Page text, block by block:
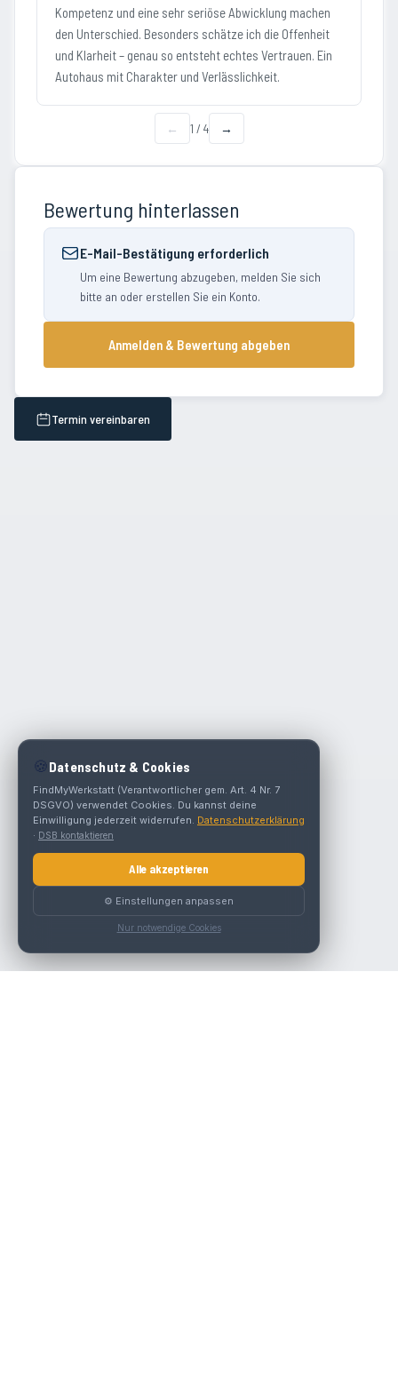
Kompetenz und eine sehr seriöse Abwicklung machen
den Unterschied. Besonders schätze ich die Offenheit
und Klarheit – genau so entsteht echtes Vertrauen. Ein
Autohaus mit Charakter und Verlässlichkeit.
← 1 / 4 →
Bewertung hinterlassen
E-Mail-Bestätigung erforderlich
Um eine Bewertung abzugeben, melden Sie sich
bitte an oder erstellen Sie ein Konto.
Anmelden & Bewertung abgeben
Termin vereinbaren
🍪 Datenschutz & Cookies
FindMyWerkstatt (Verantwortlicher gem. Art. 4 Nr. 7
DSGVO) verwendet Cookies. Du kannst deine
Einwilligung jederzeit widerrufen. Datenschutzerklärung
· DSB kontaktieren
Alle akzeptieren
⚙️ Einstellungen anpassen
Nur notwendige Cookies